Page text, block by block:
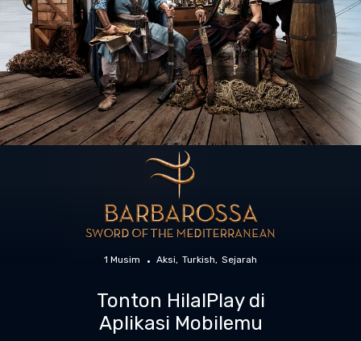
1 Musim Aksi Turkish Sejarah
Tonton HilalPlay di
Aplikasi Mobilemu